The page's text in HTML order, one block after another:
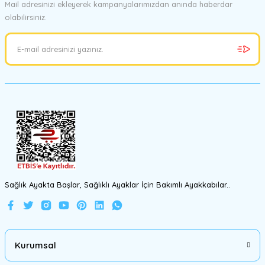
Ürün resmi kalitesiz, bozuk veya görüntülenemiyor.
Ürün bilgilerinde hatalar bulunuyor.
Mail adresinizi ekleyerek kampanyalarımızdan anında haberdar
olabilirsiniz.
Sağlık Ayakta Başlar, Sağlıklı Ayaklar İçin Bakımlı Ayakkabılar..
Kurumsal